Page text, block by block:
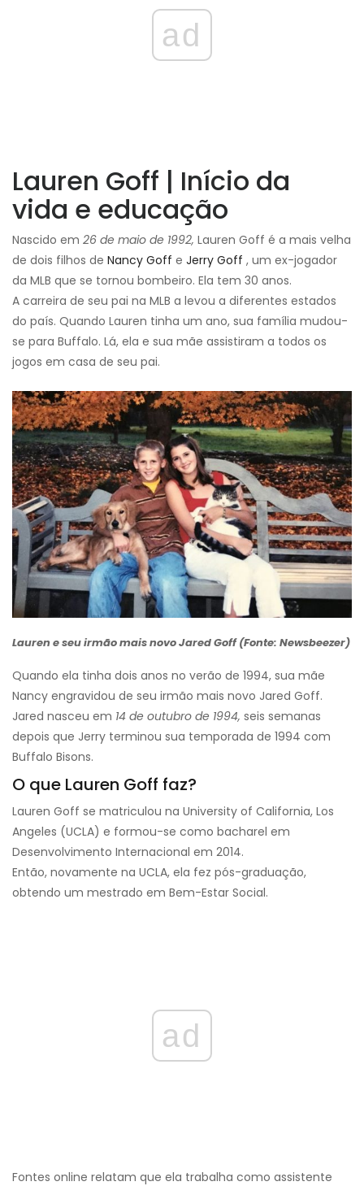
ad
Lauren Goff | Início da
vida e educação
Nascido em 26 de maio de 1992, Lauren Goff é a mais velha
de dois filhos de Nancy Goff e Jerry Goff , um ex-jogador
da MLB que se tornou bombeiro. Ela tem 30 anos.
A carreira de seu pai na MLB a levou a diferentes estados
do país. Quando Lauren tinha um ano, sua família mudou-
se para Buffalo. Lá, ela e sua mãe assistiram a todos os
jogos em casa de seu pai.
Lauren e seu irmão mais novo Jared Goff (Fonte: Newsbeezer)
Quando ela tinha dois anos no verão de 1994, sua mãe
Nancy engravidou de seu irmão mais novo Jared Goff.
Jared nasceu em 14 de outubro de 1994, seis semanas
depois que Jerry terminou sua temporada de 1994 com
Buffalo Bisons.
O que Lauren Goff faz?
Lauren Goff se matriculou na University of California, Los
Angeles (UCLA) e formou-se como bacharel em
Desenvolvimento Internacional em 2014.
Então, novamente na UCLA, ela fez pós-graduação,
obtendo um mestrado em Bem-Estar Social.
ad
Fontes online relatam que ela trabalha como assistente